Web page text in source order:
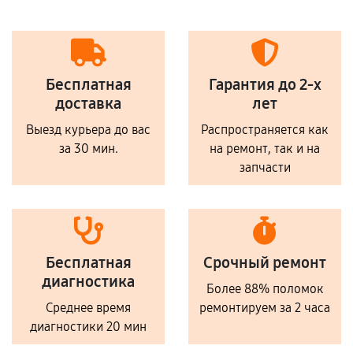
Бесплатная
доставка
Выезд курьера до вас
за 30 мин.
Гарантия до 2-х
лет
Распространяется как
на ремонт, так и на
запчасти
Бесплатная
диагностика
Среднее время
диагностики 20 мин
Срочный ремонт
Более 88% поломок
ремонтируем за 2 часа